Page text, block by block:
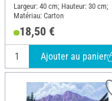
Largeur: 40 cm; Hauteur: 30 cm;
Matériau: Carton
18,50 €
Ajouter au panier